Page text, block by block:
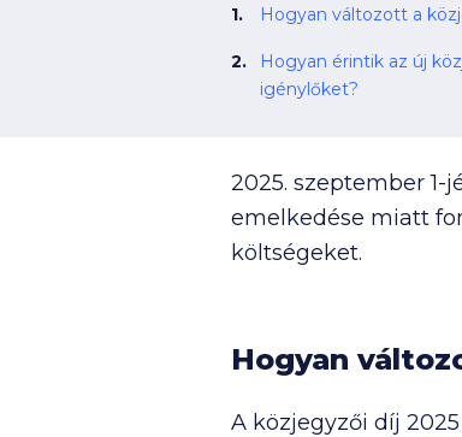
Hogyan változott a
Hogyan érintik az új
igénylőket?
2025. szeptember
emelkedése miatt
költségeket.
Hogyan
A közjegyzői díj